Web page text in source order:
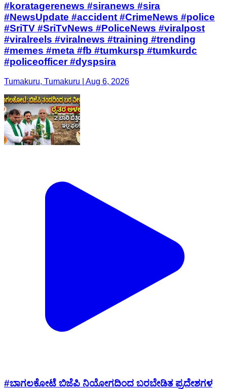
#koratagerenews #siranews #sira
#NewsUpdate #accident #CrimeNews #police
#SriTV #SriTvNews #PoliceNews #viralpost
#viralreels #viralnews #training #trending
#memes #meta #fb #tumkursp #tumkurdc
#policeofficer #dyspsira
Tumakuru, Tumakuru | Aug 6, 2026
#ಬಾಗಲಕೋಟೆ ಬಿಜೆಪಿ ನಿಯೋಗದಿಂದ ಬರಬೇಡಿತ ಪ್ರದೇಶಗಳ